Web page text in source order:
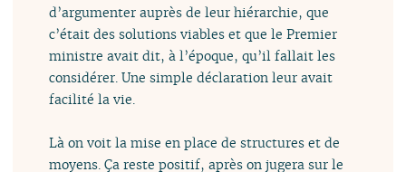
d’argumenter auprès de leur hiérarchie, que
c’était des solutions viables et que le Premier
ministre avait dit, à l’époque, qu’il fallait les
considérer. Une simple déclaration leur avait
facilité la vie.
Là on voit la mise en place de structures et de
moyens. Ça reste positif, après on jugera sur le